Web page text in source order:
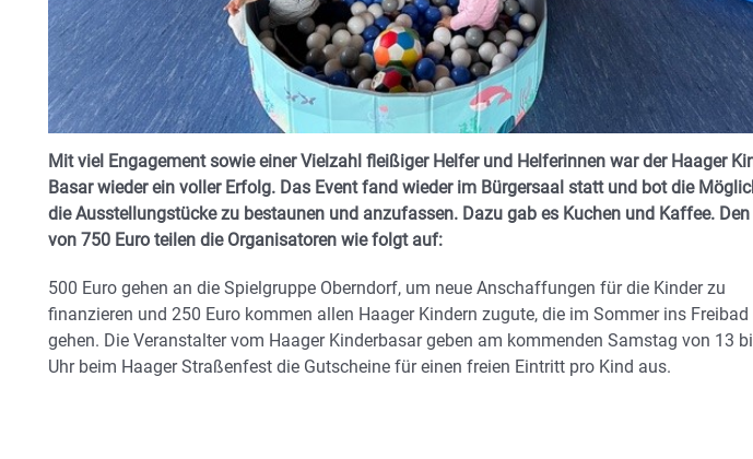
Mit viel Engagement sowie einer Vielzahl fleißiger Helfer und Helferinnen war der Haager
Basar wieder ein voller Erfolg. Das Event fand wieder im Bürgersaal statt und bot die
die Ausstellungstücke zu bestaunen und anzufassen. Dazu gab es Kuchen und Kaffee. Den
von 750 Euro teilen die Organisatoren wie folgt auf:
500 Euro gehen an die Spielgruppe Oberndorf, um neue Anschaffungen für die Kinder zu
finanzieren und 250 Euro kommen allen Haager Kindern zugute, die im Sommer ins Freibad
gehen. Die Veranstalter vom Haager Kinderbasar geben am kommenden Samstag von 13
Uhr beim Haager Straßenfest die Gutscheine für einen freien Eintritt pro Kind aus.